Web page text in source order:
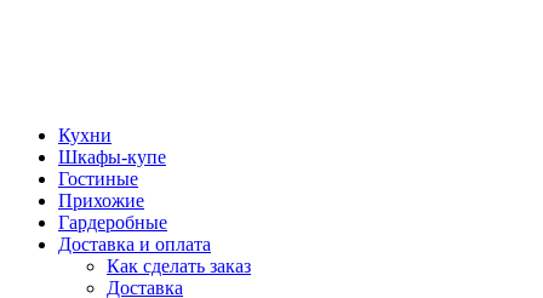
Кухни
Шкафы-купе
Гостиные
Прихожие
Гардеробные
Доставка и оплата
Как сделать заказ
Доставка